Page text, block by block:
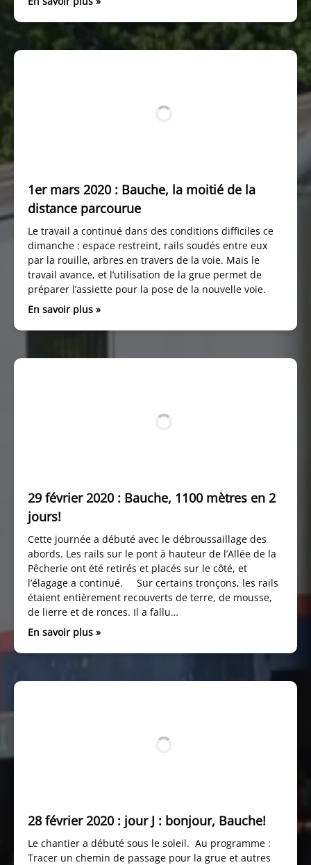
1er mars 2020 : Bauche, la moitié de la
distance parcourue
Le travail a continué dans des conditions difficiles ce
dimanche : espace restreint, rails soudés entre eux
par la rouille, arbres en travers de la voie. Mais le
travail avance, et l’utilisation de la grue permet de
préparer l’assiette pour la pose de la nouvelle voie.
En savoir plus »
29 février 2020 : Bauche, 1100 mètres en 2
jours!
Cette journée a débuté avec le débroussaillage des
abords. Les rails sur le pont à hauteur de l’Allée de la
Pêcherie ont été retirés et placés sur le côté, et
l’élagage a continué. Sur certains tronçons, les rails
étaient entièrement recouverts de terre, de mousse,
de lierre et de ronces. Il a fallu…
En savoir plus »
28 février 2020 : jour J : bonjour, Bauche!
Le chantier a débuté sous le soleil. Au programme :
Tracer un chemin de passage pour la grue et autres